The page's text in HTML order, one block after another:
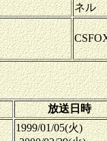
ネル
放送日時
1999/01/05(火)